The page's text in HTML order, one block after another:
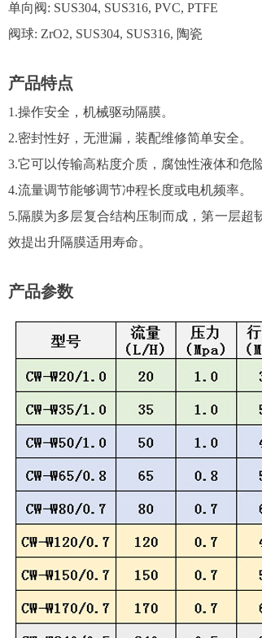
单向阀: SUS304, SUS316, PVC, PTFE
阀球: ZrO2, SUS304, SUS316, 陶瓷
产品特点
1.操作安全，机械驱动隔膜。
2.密封性好，无泄漏，装配维修简单安全。
3.它可以传输高粘度介质，腐蚀性液体和危
4.流量调节能够调节冲程长度或电机频率。
5.隔膜为多层复合结构压制而成，第一层超
效提出升隔膜适用寿命。
产品参数